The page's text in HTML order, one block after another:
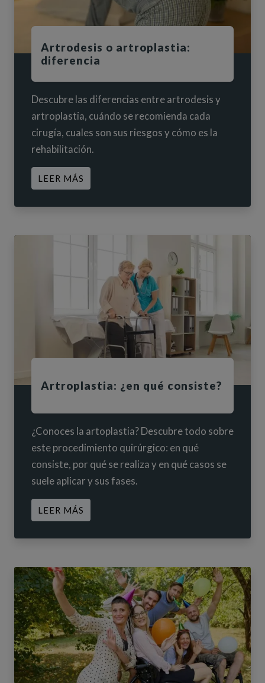
Artrodesis o artroplastia:
diferencia
Descubre las diferencias entre artrodesis y
artroplastia, cuándo se recomienda cada
cirugía, cuales son sus riesgos y cómo es la
rehabilitación.
LEER MÁS
Artroplastia: ¿en qué consiste?
¿Conoces la artoplastia? Descubre todo sobre
este procedimiento quirúrgico: en qué
consiste, por qué se realiza y en qué casos se
suele aplicar y sus fases.
LEER MÁS